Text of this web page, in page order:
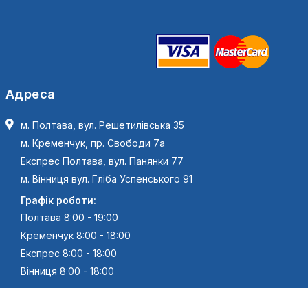
Адреса
м. Полтава, вул. Решетилівська 35
м. Кременчук, пр. Свободи 7а
Експрес Полтава, вул. Панянки 77
м. Вінниця вул. Гліба Успенського 91
Графік роботи:
Полтава 8:00 - 19:00
Кременчук 8:00 - 18:00
Експрес 8:00 - 18:00
Вінниця 8:00 - 18:00